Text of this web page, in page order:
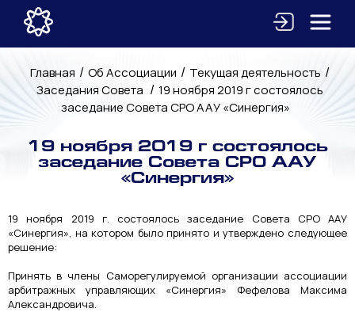
Главная / Об Ассоциации / Текущая деятельность /
Заседания Совета / 19 ноября 2019 г состоялось
заседание Совета СРО ААУ «Синергия»
19 ноября 2019 г состоялось
заседание Совета СРО ААУ
«Синергия»
19 ноября 2019 г. состоялось заседание Совета СРО ААУ
«Синергия», на котором было принято и утверждено следующее
решение:
Принять в члены Саморегулируемой организации ассоциации
арбитражных управляющих «Синергия» Фефелова Максима
Александровича.